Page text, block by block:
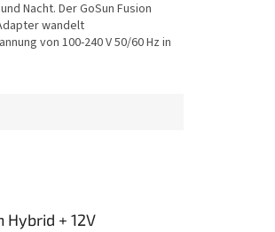
Nacht. Der GoSun Fusion
wandelt
von 100-240 V 50/60 Hz in
Hybrid + 12V